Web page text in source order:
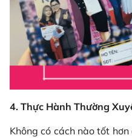
4. Thực Hành Thường
Không có cách nào tốt